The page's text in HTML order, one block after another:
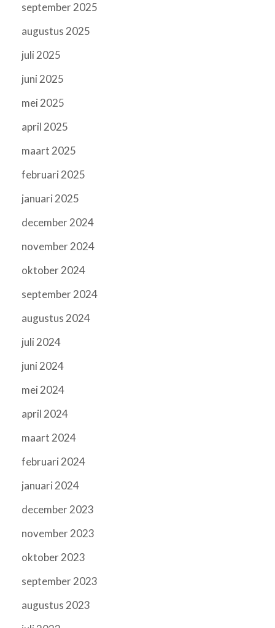
september 2025
augustus 2025
juli 2025
juni 2025
mei 2025
april 2025
maart 2025
februari 2025
januari 2025
december 2024
november 2024
oktober 2024
september 2024
augustus 2024
juli 2024
juni 2024
mei 2024
april 2024
maart 2024
februari 2024
januari 2024
december 2023
november 2023
oktober 2023
september 2023
augustus 2023